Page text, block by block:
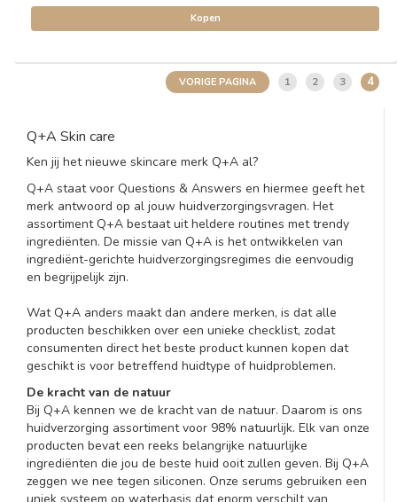
Kopen
VORIGE PAGINA 1 2 3 4
Q+A Skin care
Ken jij het nieuwe skincare merk Q+A al?
Q+A staat voor Questions & Answers en hiermee geeft het
merk antwoord op al jouw huidverzorgingsvragen. Het
assortiment Q+A bestaat uit heldere routines met trendy
ingrediënten. De missie van Q+A is het ontwikkelen van
ingrediënt-gerichte huidverzorgingsregimes die eenvoudig
en begrijpelijk zijn.
Wat Q+A anders maakt dan andere merken, is dat alle
producten beschikken over een unieke checklist, zodat
consumenten direct het beste product kunnen kopen dat
geschikt is voor betreffend huidtype of huidproblemen.
De kracht van de natuur
Bij Q+A kennen we de kracht van de natuur. Daarom is ons
huidverzorging assortiment voor 98% natuurlijk. Elk van onze
producten bevat een reeks belangrijke natuurlijke
ingrediënten die jou de beste huid ooit zullen geven. Bij Q+A
zeggen we nee tegen siliconen. Onze serums gebruiken een